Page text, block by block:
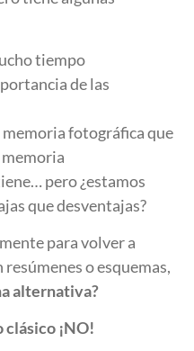
tiempo
de las
fotográfica que
memoria
pero ¿estamos
que desventajas?
para volver a
o esquemas,
alternativa?
clásico ¡NO!